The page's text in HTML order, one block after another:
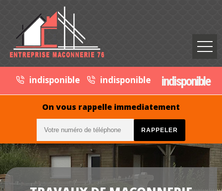
indisponible indisponible indisponible
On vous rappelle immediatement